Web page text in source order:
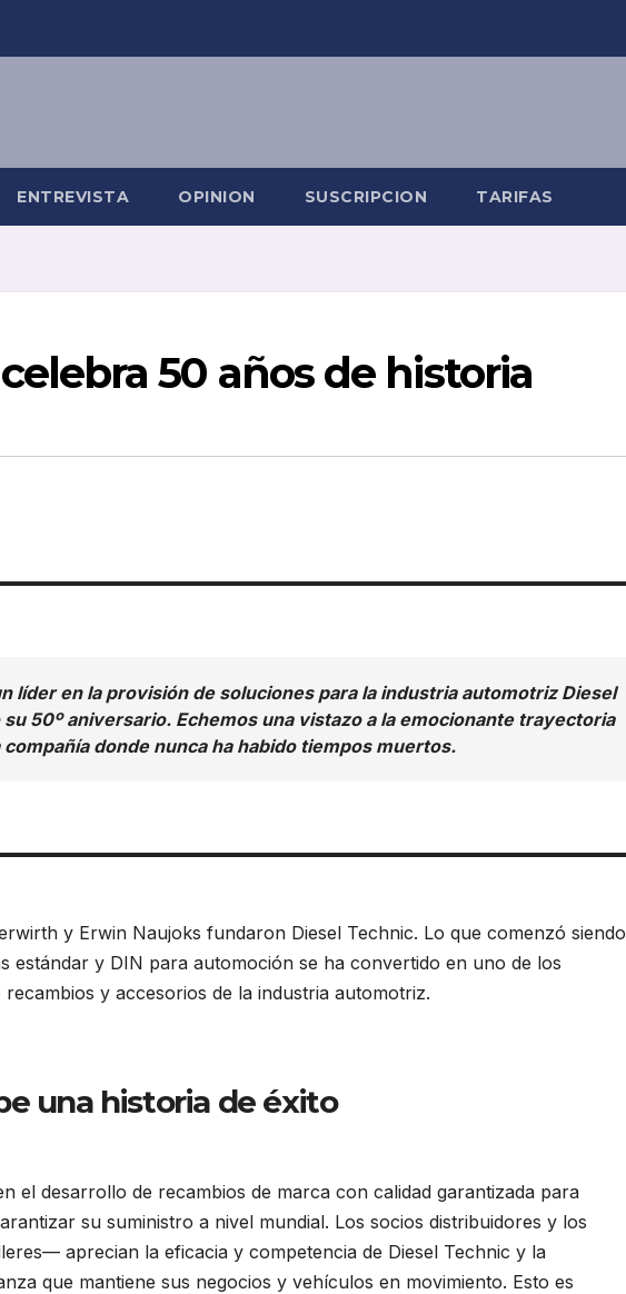
ENTREVISTA OPINION SUSCRIPCION TARIFAS
50 años de historia
líder en la provisión de soluciones para la industria automotriz Diesel
50º aniversario. Echemos una vistazo a la emocionante trayectoria
compañía donde nunca ha habido tiempos muertos.
y Erwin Naujoks fundaron Diesel Technic. Lo que comenzó siendo
estándar y DIN para automoción se ha convertido en uno de los
y accesorios de la industria automotriz.
una historia de éxito
el desarrollo de recambios de marca con calidad garantizada para
su suministro a nivel mundial. Los socios distribuidores y los
aprecian la eficacia y competencia de Diesel Technic y la
que mantiene sus negocios y vehículos en movimiento. Esto es